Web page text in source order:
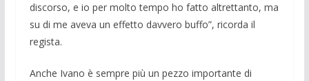
discorso, e io per molto tempo ho fatto altrettanto, ma
su di me aveva un effetto davvero buffo”, ri­corda il
regista.
Anche Ivano è sempre più un pezzo importante di